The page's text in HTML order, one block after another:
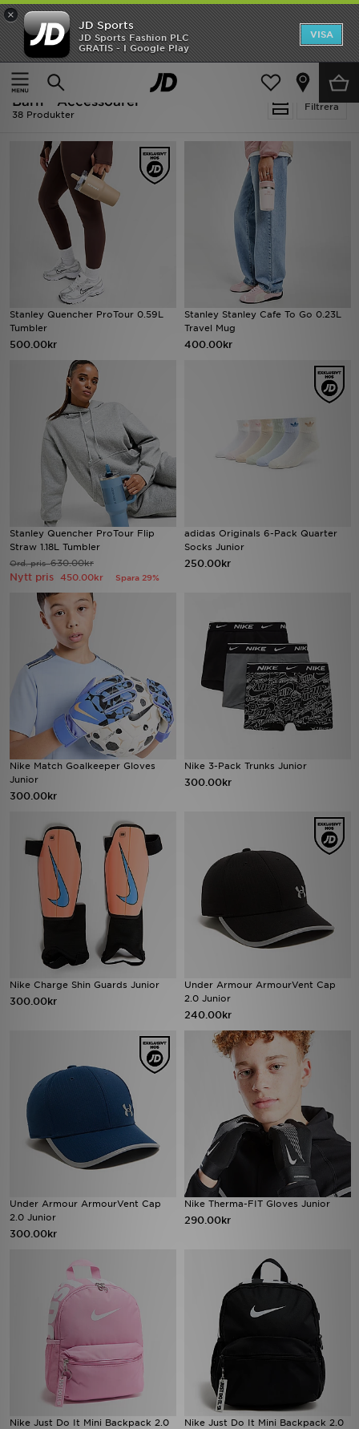
×
JD Sports
JD Sports Fashion PLC
GRATIS - I Google Play
VISA
Ny termin, ny stil Essentials för skolstarten
Hem
Barn Barnaccessoarer Accessoarer
Filtrera
Barn - Accessoarer
38 Produkter
Stanley Quencher ProTour 0.59L
Tumbler
500.00kr
Stanley Stanley Cafe To Go 0.23L
Travel Mug
400.00kr
Stanley Quencher ProTour Flip
Straw 1.18L Tumbler
Ord. pris630.00kr
Nytt pris 450.00kr Spara 29%
adidas Originals 6-Pack Quarter
Socks Junior
250.00kr
Nike Match Goalkeeper Gloves
Junior
300.00kr
Nike 3-Pack Trunks Junior
300.00kr
Nike Charge Shin Guards Junior
300.00kr
Under Armour ArmourVent Cap
2.0 Junior
240.00kr
Under Armour ArmourVent Cap
2.0 Junior
300.00kr
Nike Therma-FIT Gloves Junior
290.00kr
Nike Just Do It Mini Backpack 2.0 Nike Just Do It Mini Backpack 2.0
Hem
Rea
Nyheter
Varumärken
Bästsäljare
Sport
Ladda ner appen
Mitt JD
Mina meddelanden
Kundservice
JD Blogg